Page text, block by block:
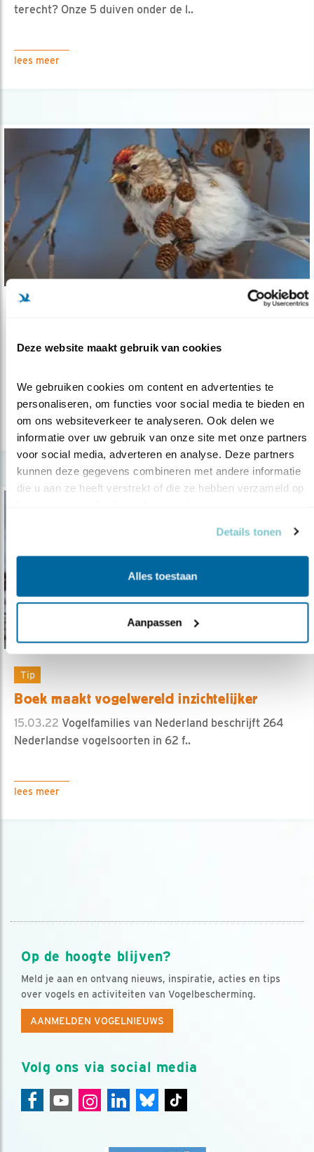
Deze website maakt gebruik van cookies
We gebruiken cookies om content en advertenties te
personaliseren, om functies voor social media te bieden en
om ons websiteverkeer te analyseren. Ook delen we
informatie over uw gebruik van onze site met onze partners
voor social media, adverteren en analyse. Deze partners
kunnen deze gegevens combineren met andere informatie
die u aan ze heeft verstrekt of die ze hebben verzameld op
Details tonen
Alles toestaan
Aanpassen
terecht? Onze 5 duiven onder de l..
lees meer
Tip
Boek maakt vogelwereld inzichtelijker
15.03.22 Vogelfamilies van Nederland beschrijft 264
Nederlandse vogelsoorten in 62 f..
lees meer
Op de hoogte blijven?
Meld je aan en ontvang nieuws, inspiratie, acties en tips
over vogels en activiteiten van Vogelbescherming.
AANMELDEN VOGELNIEUWS
Volg ons via social media